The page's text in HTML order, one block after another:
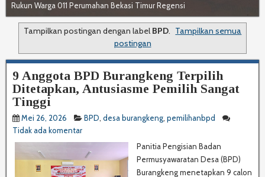
Rukun Warga 011 Perumahan Bekasi Timur Regensi
Tampilkan postingan dengan label BPD. Tampilkan semua
postingan
9 Anggota BPD Burangkeng Terpilih
Ditetapkan, Antusiasme Pemilih Sangat
Tinggi
Mei 26, 2026 BPD, desa burangkeng, pemilihanbpd
Tidak ada komentar
Panitia Pengisian Badan
Permusyawaratan Desa (BPD)
Burangkeng menetapkan 9 calon